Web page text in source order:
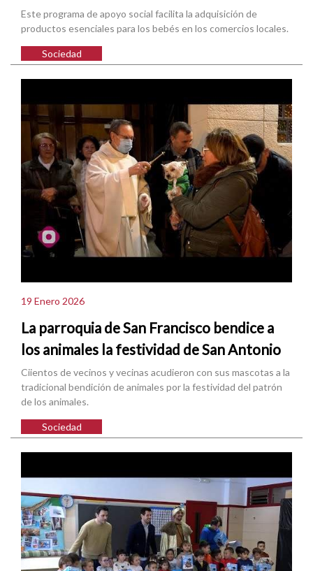
Este programa de apoyo social facilita la adquisición de
productos esenciales para los bebés en los comercios locales.
Sociedad
19 Enero 2026
La parroquia de San Francisco bendice a
los animales la festividad de San Antonio
Ciientos de vecinos y vecinas acudieron con sus mascotas a la
tradicional bendición de animales por la festividad del patrón
de los animales.
Sociedad